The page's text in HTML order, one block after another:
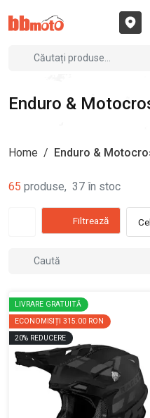
Enduro &
Home / Enduro &
65 produse, 37 în stoc
Filtrează
LIVRARE GRATUITĂ
ECONOMISIȚI 315.00 RON
20% REDUCERE